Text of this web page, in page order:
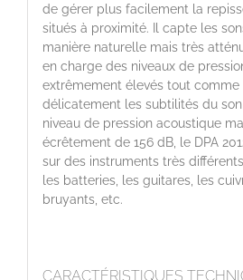
de gérer plus facilement la
situés à proximité. Il capte les
manière naturelle mais très
en charge des niveaux de
extrêmement élevés tout
délicatement les subtilités du son
niveau de pression acoustique
écrêtement de 156 dB, le DPA
sur des instruments très
les batteries, les guitares, les
bruyants, etc.
CARACTÉRISTIQUES